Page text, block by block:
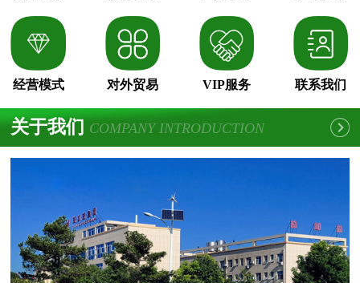
经营模式 对外贸易 VIP服务 联系我们
关于我们 COMPANY INTRODUCTION